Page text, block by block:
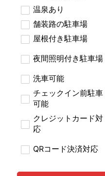
温泉あり
舗装路の駐車場
屋根付き駐車場
夜間照明付き駐車場
洗車可能
チェックイン前駐車
可能
クレジットカード対
応
QRコード決済対応